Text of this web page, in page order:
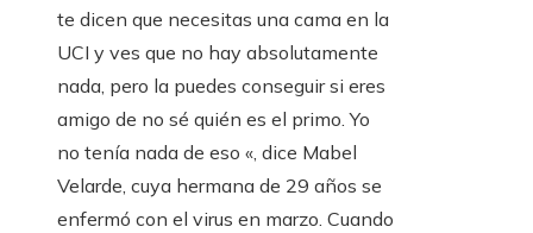
te dicen que necesitas una cama en la
UCI y ves que no hay absolutamente
nada, pero la puedes conseguir si eres
amigo de no sé quién es el primo. Yo
no tenía nada de eso «, dice Mabel
Velarde, cuya hermana de 29 años se
enfermó con el virus en marzo. Cuando